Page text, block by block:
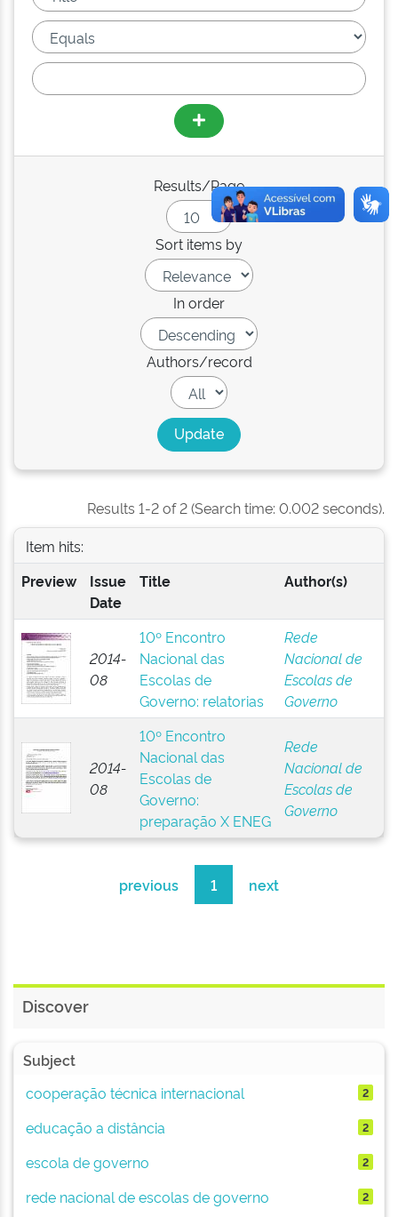
Results/Page
Sort items by
In order
Authors/record
Results 1-2 of 2 (Search time: 0.002 seconds).
Item hits:
Preview
Issue
Date
Title Author(s)
2014-
08
10º Encontro
Nacional das
Escolas de
Governo: relatorias
Rede
Nacional de
Escolas de
Governo
2014-
08
10º Encontro
Nacional das
Escolas de
Governo:
preparação X ENEG
Rede
Nacional de
Escolas de
Governo
previous 1 next
Discover
Subject
cooperação técnica internacional
2
educação a distância 2
escola de governo 2
rede nacional de escolas de governo 2